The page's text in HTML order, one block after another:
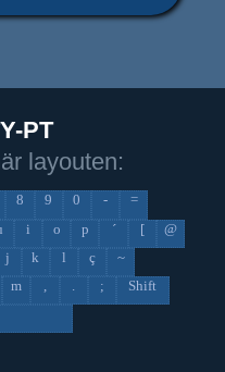
PT
layouten:
8 9 0 -
=
i o p ´ [
@
j k l ç
~
m ; Shift